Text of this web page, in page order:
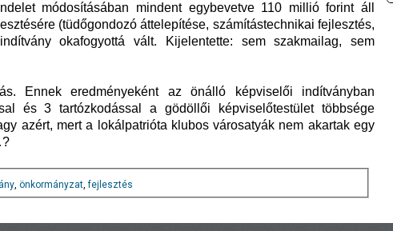
módosításában mindent egybevetve 110 millió forint áll
(tüdőgondozó áttelepítése, számítástechnikai fejlesztés,
okafogyottá vált. Kijelentette: sem szakmailag, sem
Ennek eredményeként az önálló képviselői indítványban
és 3 tartózkodással a gödöllői képviselőtestület többsége
azért, mert a lokálpatrióta klubos városatyák nem akartak egy
, önkormányzat,fejlesztés